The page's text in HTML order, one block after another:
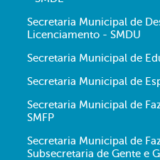
Secretaria Municipal de
Licenciamento - SMDU
Secretaria Municipal de
Secretaria Municipal de
Secretaria Municipal de
SMFP
Secretaria Municipal de
Subsecretaria de Gente e